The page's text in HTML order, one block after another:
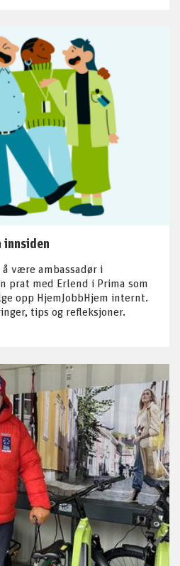
innsiden
være ambassadør i
prat med Erlend i Prima som
opp HjemJobbHjem internt.
tips og refleksjoner.